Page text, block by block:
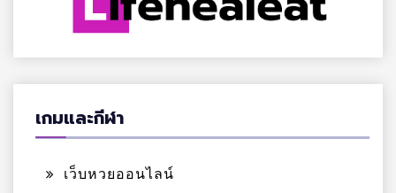
เกมและกีฬา
เว็บหวยออนไลน์